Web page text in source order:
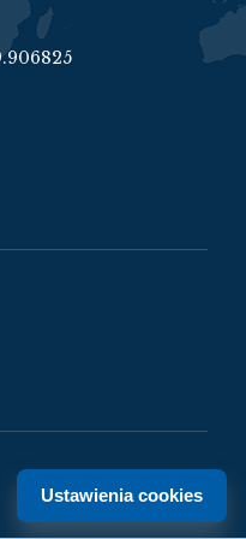
Ustawienia cookies